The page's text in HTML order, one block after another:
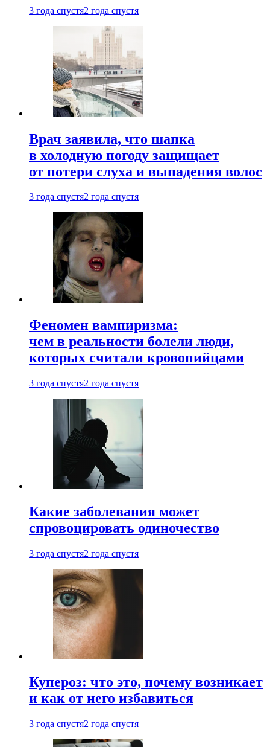
3 года спустя2 года спустя
Врач заявила, что шапка
в холодную погоду защищает
от потери слуха и выпадения волос
3 года спустя2 года спустя
Феномен вампиризма:
чем в реальности болели люди,
которых считали кровопийцами
3 года спустя2 года спустя
Какие заболевания может
спровоцировать одиночество
3 года спустя2 года спустя
Купероз: что это, почему возникает
и как от него избавиться
3 года спустя2 года спустя